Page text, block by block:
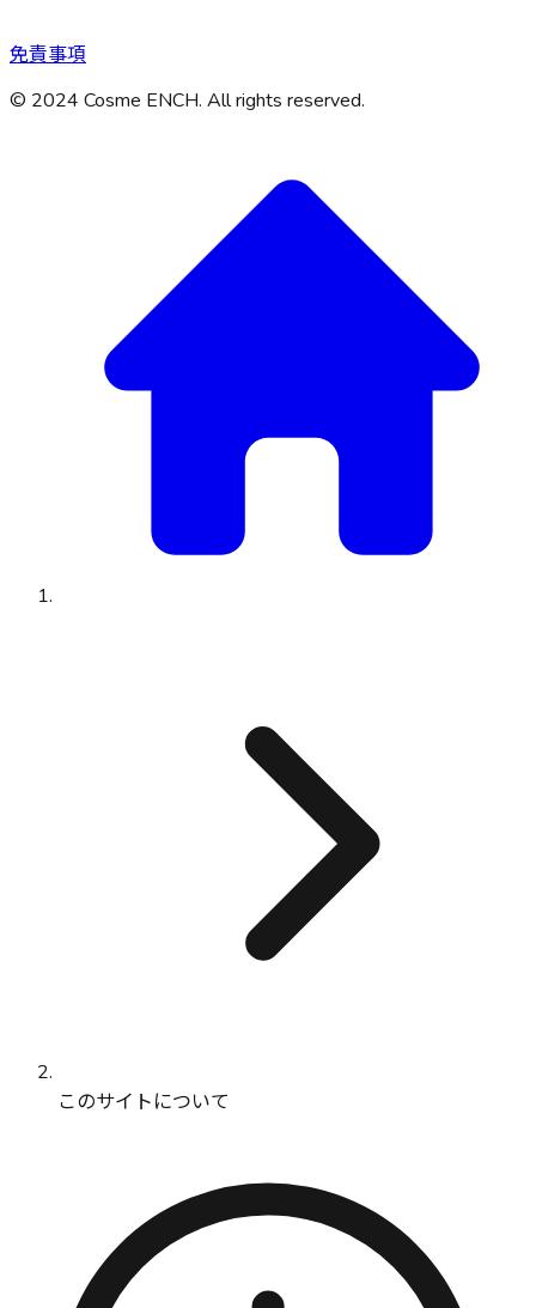
免責事項
© 2024 Cosme ENCH. All rights reserved.
このサイトについて